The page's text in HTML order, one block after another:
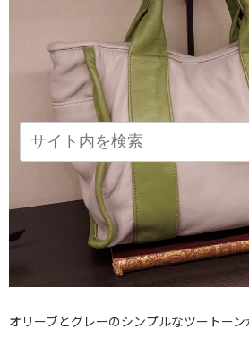
オリーブとグレーのシンプルなツートー